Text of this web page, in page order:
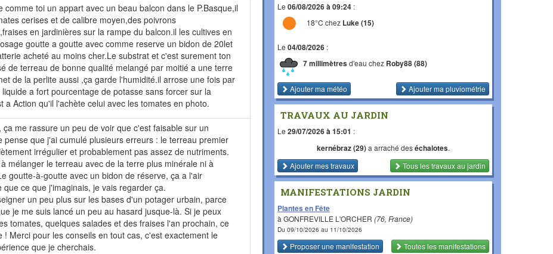
comme toi un appart avec un beau balcon dans le P.Basque,il
cerises et de calibre moyen,des poivrons
en jardinières sur la rampe du balcon.il les cultives en
goutte a goutte avec comme reserve un bidon de 20let
acheté au moins cher.Le substrat et c'est surement ton
de terreau de bonne qualité melangé par moitié a une terre
de la perlite aussi ,ça garde l'humidité.il arrose une fois par
a fort pourcentage de potasse sans forcer sur la
a Action qu'il l'achète celui avec les tomates en photo.
me rassure un peu de voir que c'est faisable sur un
pense que j'ai cumulé plusieurs erreurs : le terreau premier
irrégulier et probablement pas assez de nutriments.
mélanger le terreau avec de la terre plus minérale ni à
goutte-à-goutte avec un bidon de réserve, ça a l'air
que ce que j'imaginais, je vais regarder ça.
un peu plus sur les bases d'un potager urbain, parce
je me suis lancé un peu au hasard jusque-là. Si je peux
tomates, quelques salades et des fraises l'an prochain, ce
! Merci pour les conseils en tout cas, c'est exactement le
que je cherchais.
Le 06/08/2026 à 09:24 :
18°C chez Luke (15)
Le 04/08/2026 :
7 millimètresd'eau chez Roby88 (88)
Ajouter ma météo Ajouter ma pluviométrie
TRAVAUX AU JARDIN
Le 29/07/2026 à 15:01 :
kernébraz (29)a arraché deséchalotes.
Ajouter mes travaux
Tous les travauxau jardin
MANIFESTATIONS JARDIN
Plantes en Fête
à GONFREVILLE L'ORCHER (76, France)
Du 09/10/2026 au 11/10/2026
Proposer une manifestation Toutes les manifestations